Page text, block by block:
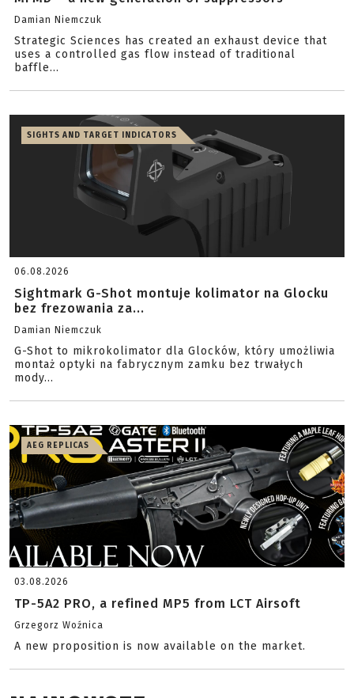
Damian Niemczuk
Strategic Sciences has created an exhaust device that
uses a controlled gas flow instead of traditional
baffle...
SIGHTS AND TARGET INDICATORS
06.08.2026
Sightmark G-Shot montuje kolimator na Glocku
bez frezowania za...
Damian Niemczuk
G-Shot to mikrokolimator dla Glocków, który umożliwia
montaż optyki na fabrycznym zamku bez trwałych
mody...
AEG REPLICAS
03.08.2026
TP-5A2 PRO, a refined MP5 from LCT Airsoft
Grzegorz Woźnica
A new proposition is now available on the market.